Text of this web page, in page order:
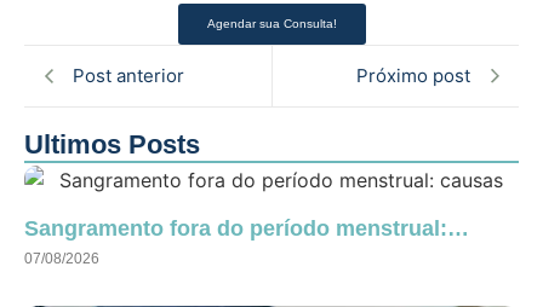
Agendar sua Consulta!
Post anterior Próximo post
Ultimos Posts
Sangramento fora do período menstrual:…
07/08/2026